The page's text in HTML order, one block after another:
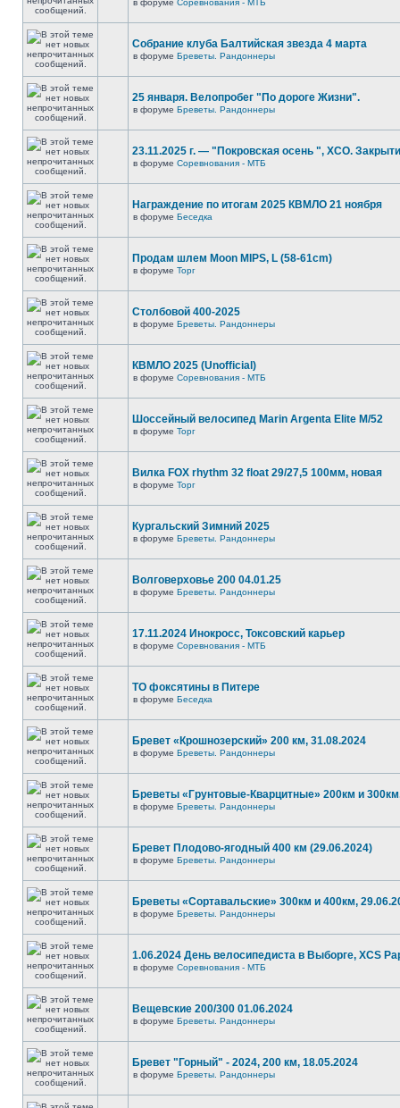
в форуме Соревнования - МТБ
Собрание клуба Балтийская звезда 4 марта
в форуме Бреветы. Рандоннеры
25 января. Велопробег "По дороге Жизни".
в форуме Бреветы. Рандоннеры
23.11.2025 г. — "Покровская осень ", XCO.
в форуме Соревнования - МТБ
Награждение по итогам 2025 КВМЛО 21 ноября
в форуме Беседка
Продам шлем Moon MIPS, L (58-61cm)
в форуме Торг
Столбовой 400-2025
в форуме Бреветы. Рандоннеры
КВМЛО 2025 (Unofficial)
в форуме Соревнования - МТБ
Шоссейный велосипед Marin Argenta Elite M/52
в форуме Торг
Вилка FOX rhythm 32 float 29/27,5 100мм, новая
в форуме Торг
Кургальский Зимний 2025
в форуме Бреветы. Рандоннеры
Волговерховье 200 04.01.25
в форуме Бреветы. Рандоннеры
17.11.2024 Инокросс, Токсовский карьер
в форуме Соревнования - МТБ
ТО фоксятины в Питере
в форуме Беседка
Бревет «Крошнозерский» 200 км, 31.08.2024
в форуме Бреветы. Рандоннеры
Бреветы «Грунтовые-Кварцитные» 200км и
в форуме Бреветы. Рандоннеры
Бревет Плодово-ягодный 400 км (29.06.2024)
в форуме Бреветы. Рандоннеры
Бреветы «Сортавальские» 300км и 400км,
в форуме Бреветы. Рандоннеры
1.06.2024 День велосипедиста в Выборге, XCS
в форуме Соревнования - МТБ
Вещевские 200/300 01.06.2024
в форуме Бреветы. Рандоннеры
Бревет "Горный" - 2024, 200 км, 18.05.2024
в форуме Бреветы. Рандоннеры